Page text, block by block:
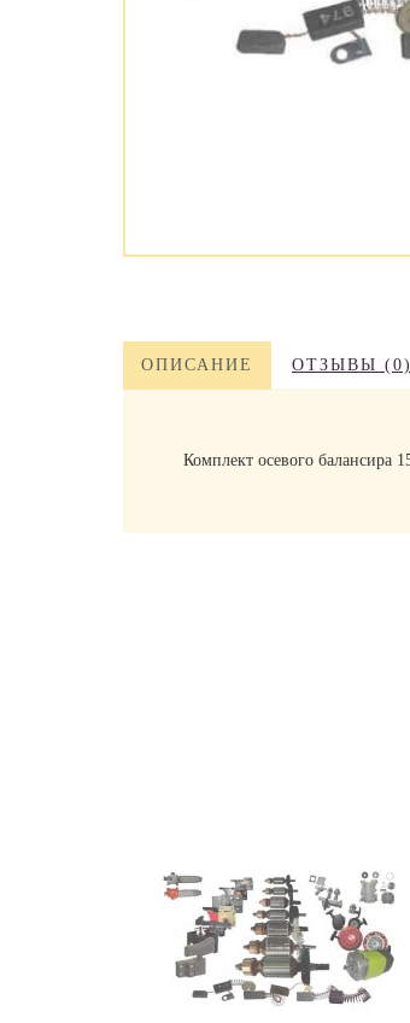
ОПИСАНИЕ ОТЗЫВЫ (0)
Комплект осевого балансира